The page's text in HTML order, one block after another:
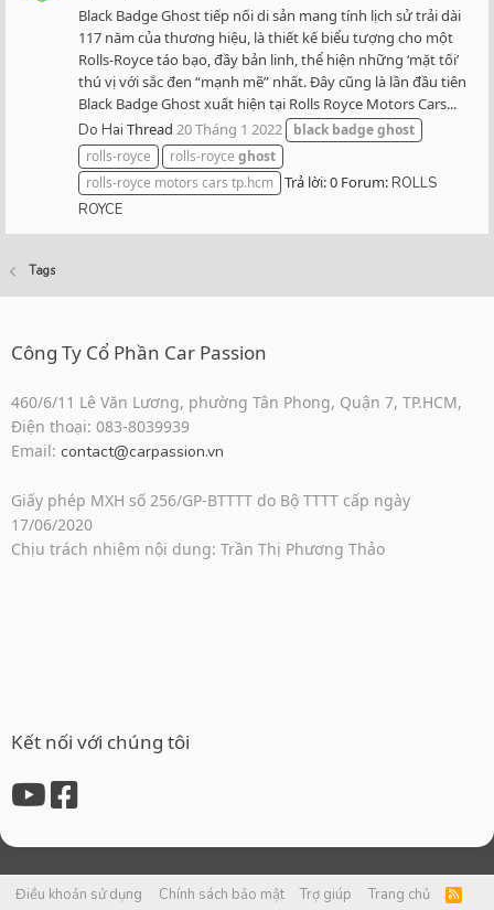
Black Badge Ghost tiếp nối di sản mang tính lịch sử trải dài
117 năm của thương hiệu, là thiết kế biểu tượng cho một
Rolls-Royce táo bạo, đầy bản linh, thể hiện những ‘mặt tối’
thú vị với sắc đen “mạnh mẽ” nhất. Đây cũng là lần đầu tiên
Black Badge Ghost xuất hiện tại Rolls Royce Motors Cars...
Do Hai Thread 20 Tháng 1 2022 black badgeghost
rolls-royce
rolls-royce ghost
rolls-royce motors cars tp.hcm Trả lời: 0 Forum:ROLLS
ROYCE
Tags
Công Ty Cổ Phần Car Passion
460/6/11 Lê Văn Lương, phường Tân Phong, Quận 7, TP.HCM,
Điện thoại: 083-8039939
Email: contact@carpassion.vn
Giấy phép MXH số 256/GP-BTTTT do Bộ TTTT cấp ngày
17/06/2020
Chịu trách nhiệm nội dung: Trần Thị Phương Thảo
Kết nối với chúng tôi
Điều khoản sử dụng Chính sách bảo mật Trợ giúp Trang chủ
R